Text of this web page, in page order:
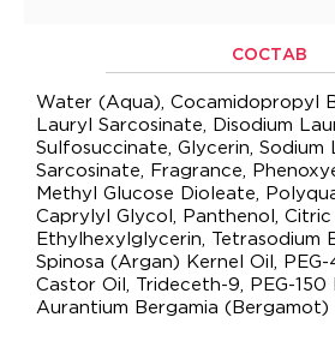
СОСТАВ
Water (Aqua), Cocamidopropyl
Lauryl Sarcosinate, Disodium
Sulfosuccinate, Glycerin, Sodium
Sarcosinate, Fragrance,
Methyl Glucose Dioleate,
Caprylyl Glycol, Panthenol, Citric
Ethylhexylglycerin, Tetrasodium
Spinosa (Argan) Kernel Oil,
Castor Oil, Trideceth-9, PEG-150
Aurantium Bergamia (Bergamot)